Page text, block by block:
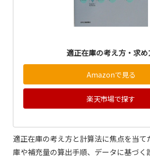
適正在庫の考え方・求め
Amazonで見る
楽天市場で探す
適正在庫の考え方と計算法に焦点を当て
庫や補充量の算出手順、データに基づく